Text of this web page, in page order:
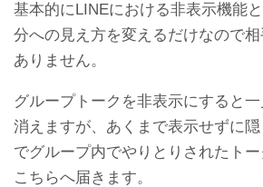
友達がLINE IDを変更した理
したら友
基本的にLINEにおける非表示機能
分への見え方を変えるだけなので
ありません。
グループトークを非表示にすると
消えますが、あくまで表示せずに
でグループ内でやりとりされたトー
こちらへ届きます。